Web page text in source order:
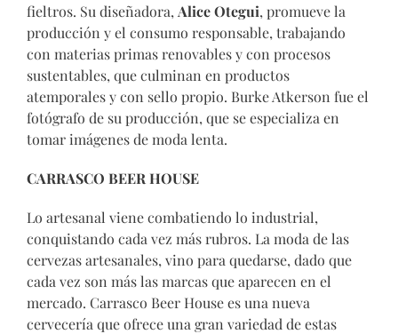
fieltros. Su diseñadora, Alice Otegui, promueve la
producción y el consumo responsable, trabajando
con materias primas renovables y con procesos
sustentables, que culminan en productos
atemporales y con sello propio. Burke Atkerson fue el
fotógrafo de su producción, que se especializa en
tomar imágenes de moda lenta.
CARRASCO BEER HOUSE
Lo artesanal viene combatiendo lo industrial,
conquistando cada vez más rubros. La moda de las
cervezas artesanales, vino para quedarse, dado que
cada vez son más las marcas que aparecen en el
mercado. Carrasco Beer House es una nueva
cervecería que ofrece una gran variedad de estas